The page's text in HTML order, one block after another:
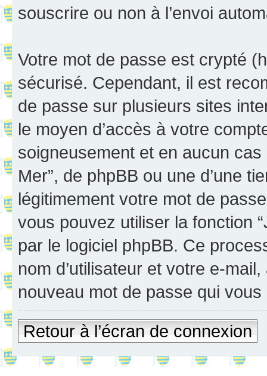
souscrire ou non à l’envoi
Votre mot de passe est crypté
sécurisé. Cependant, il est
de passe sur plusieurs sites
le moyen d’accès à votre
soigneusement et en aucun
Mer”, de phpBB ou une d’une
légitimement votre mot de
vous pouvez utiliser la fonction
par le logiciel phpBB. Ce
nom d’utilisateur et votre e-
nouveau mot de passe qui
Retour à l’écran de connexion